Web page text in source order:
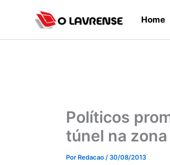
Home
Políticos
túnel na
Por Redacao / 30/08/2013